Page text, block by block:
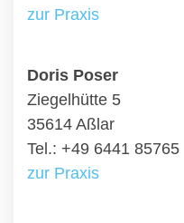
zur Praxis
Doris Poser
Ziegelhütte 5
35614 Aßlar
Tel.: +49 6441 85765
zur Praxis